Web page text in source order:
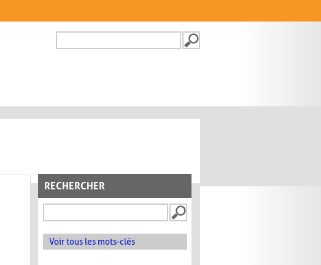
FORMULAIRE DE
RECHERCHER
Voir tous les mots-clés